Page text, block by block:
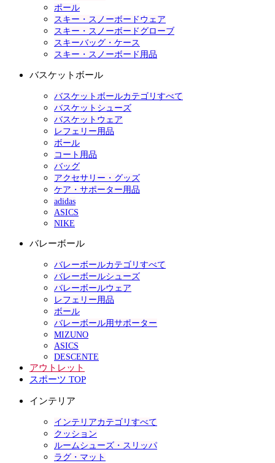
ポール
スキー・スノーボードウェア
スキー・スノーボードグローブ
スキーバッグ・ケース
スキー・スノーボード用品
バスケットボール
バスケットボールカテゴリすべて
バスケットシューズ
バスケットウェア
レフェリー用品
ボール
コート用品
バッグ
アクセサリー・グッズ
ケア・サポーター用品
adidas
ASICS
NIKE
バレーボール
バレーボールカテゴリすべて
バレーボールシューズ
バレーボールウェア
レフェリー用品
ボール
バレーボール用サポーター
MIZUNO
ASICS
DESCENTE
アウトレット
スポーツ TOP
インテリア
インテリアカテゴリすべて
クッション
ルームシューズ・スリッパ
ラグ・マット